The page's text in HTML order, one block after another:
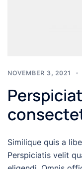
NOVEMBER 3, 2021
Similique quis a
Perspiciatis velit